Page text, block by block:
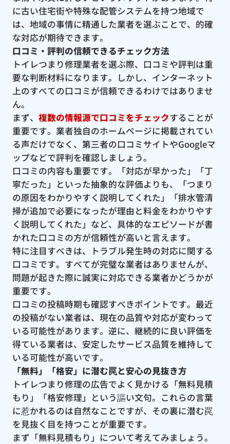
に古い住宅街や特殊な配管システムを持つ地域で
は、地域の事情に精通した業者を選ぶことで、的確
な対応が期待できます。
口コミ・評判の信頼できるチェック方法
トイレつまり修理業者を選ぶ際、口コミや評判は重
要な判断材料になります。しかし、インターネット
上のすべての口コミが信頼できるわけではありませ
ん。
まず、 複数の情報源で口コミをチェックすることが
重要です。業者独自のホームページに掲載されてい
る声だけでなく、第三者の口コミサイトやGoogleマ
ップなどで評判を確認しましょう。
口コミの内容も重要です。「対応が早かった」「丁
寧だった」といった抽象的な評価よりも、「つまり
の原因をわかりやすく説明してくれた」「排水管清
掃が追加で必要になったが理由と料金をわかりやす
く説明してくれた」など、具体的なエピソードが書
かれた口コミの方が信頼性が高いと言えます。
特に注目すべきは、トラブル発生時の対応に関する
口コミです。すべてが完璧な業者はありませんが、
問題が起きた際に誠実に対応できる業者かどうかが
重要です。
口コミの投稿時期も確認すべきポイントです。最近
の投稿がない業者は、現在の品質や対応が変わって
いる可能性があります。逆に、継続的に良い評価を
得ている業者は、安定したサービス品質を維持して
いる可能性が高いです。
「無料」「格安」に潜む罠と安心の見抜き方
トイレつまり修理の広告でよく見かける「無料見積
もり」「格安修理」という謳い文句。これらの言葉
に惹かれるのは自然なことですが、その裏に潜む罠
を見抜く目を持つことが重要です。
まず「無料見積もり」について考えてみましょう。